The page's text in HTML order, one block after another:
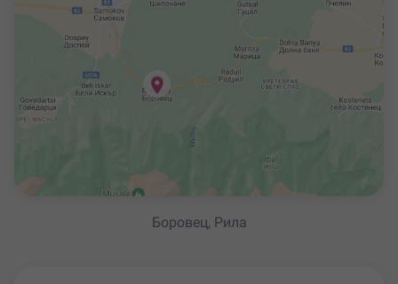
Боровец, Рила